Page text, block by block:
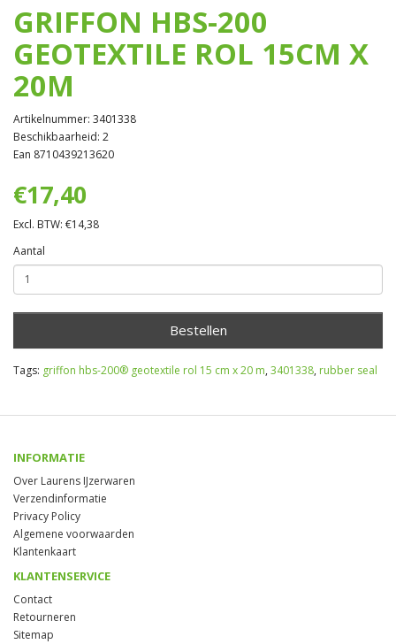
GRIFFON HBS-200
GEOTEXTILE ROL 15CM X
20M
Artikelnummer: 3401338
Beschikbaarheid: 2
Ean 8710439213620
€17,40
Excl. BTW: €14,38
Aantal
Bestellen
Tags: griffon hbs-200® geotextile rol 15 cm x 20 m, 3401338, rubber seal
INFORMATIE
Over Laurens IJzerwaren
Verzendinformatie
Privacy Policy
Algemene voorwaarden
Klantenkaart
KLANTENSERVICE
Contact
Retourneren
Sitemap